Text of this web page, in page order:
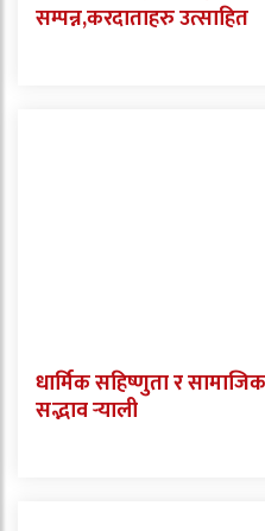
सम्पन्न,करदाताहरु उत्साहित
धार्मिक सहिष्णुता र
सद्भाव र्‍याली